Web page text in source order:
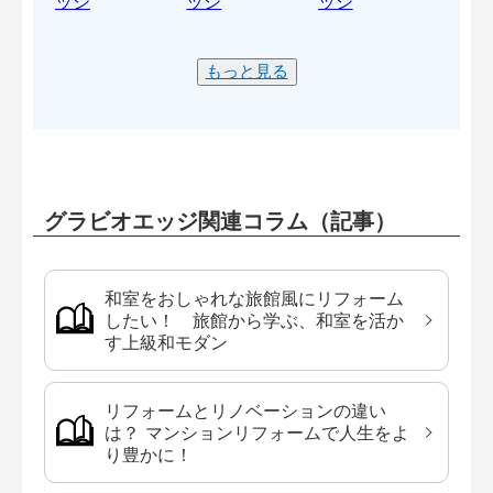
もっと見る
グラビオエッジ関連コラム（記事）
和室をおしゃれな旅館風にリフォーム
したい！ 旅館から学ぶ、和室を活か
す上級和モダン
リフォームとリノベーションの違い
は？ マンションリフォームで人生をよ
り豊かに！